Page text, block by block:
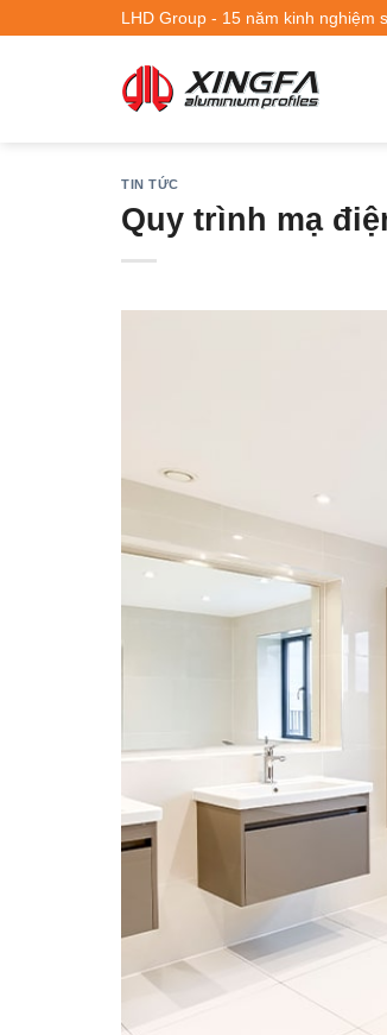
LHD Group - 15 năm kinh nghiệm
TIN TỨC
Quy trình mạ